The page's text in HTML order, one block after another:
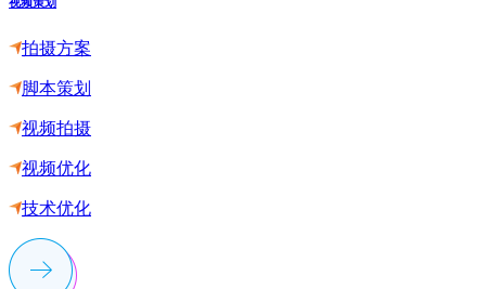
拍摄方案
脚本策划
视频拍摄
视频优化
技术优化